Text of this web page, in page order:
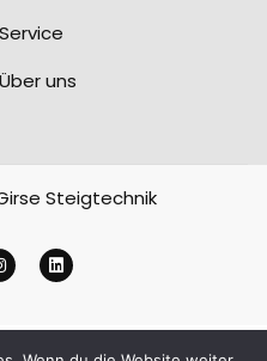
Service
Über uns
Steigtechnik